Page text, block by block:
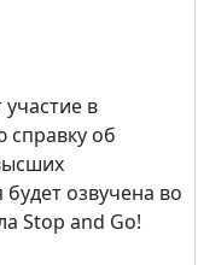
в
справку об
озвучена во
Stop and Go!